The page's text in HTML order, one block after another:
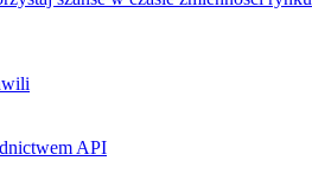
API